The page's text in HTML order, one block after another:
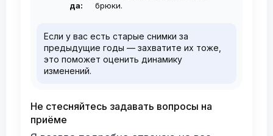
да:
брюки.
Если у вас есть старые снимки за
предыдущие годы — захватите их тоже,
это поможет оценить динамику
изменений.
Не стесняйтесь задавать вопросы на
приёме